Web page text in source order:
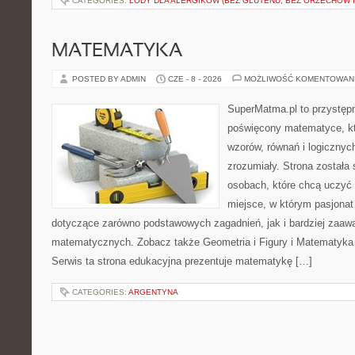
MATEMATYKA
POSTED BY ADMIN CZE - 8 - 2026 MOŻLIWOŚĆ
SuperMatma.pl to
poświęcony matematyce,
wzorów, równań i
zrozumiały. Strona
osobach, które chcą
miejsce, w którym
dotyczące zarówno podstawowych zagadnień, jak i bardziej
matematycznych. Zobacz także Geometria i Figury i
Serwis ta strona edukacyjna prezentuje matematykę […]
CATEGORIES: ARGENTYNA